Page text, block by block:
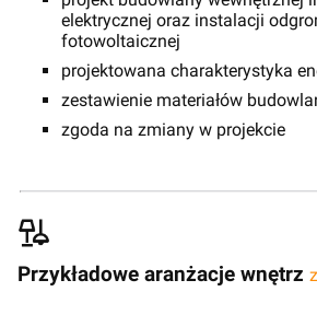
elektrycznej oraz instalacji
fotowoltaicznej
projektowana charakterystyka
zestawienie materiałów
zgoda na zmiany w projekcie
Przykładowe aranżacje wnętrz